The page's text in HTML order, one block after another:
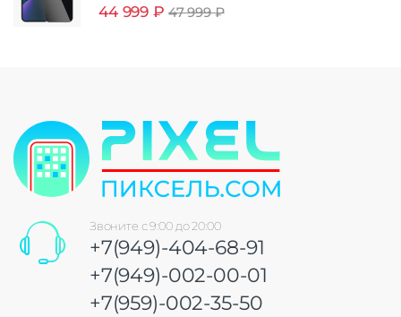
44 999 ₽ 47 999₽
Звоните с 9:00 до 20:00
+7(949)-404-68-91
+7(949)-002-00-01
+7(959)-002-35-50